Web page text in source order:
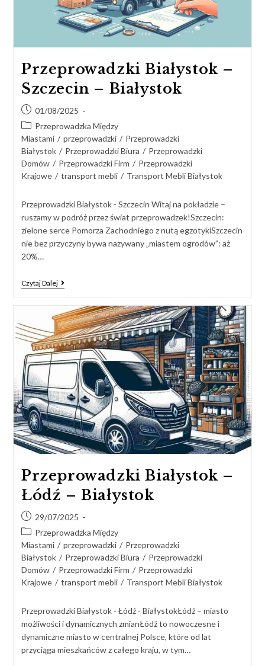
Przeprowadzki Białystok –
Szczecin – Białystok
01/08/2025
Przeprowadzka Między
Miastami / przeprowadzki / Przeprowadzki
Białystok / Przeprowadzki Biura / Przeprowadzki
Domów / Przeprowadzki Firm / Przeprowadzki
Krajowe / transport mebli / Transport Mebli Białystok
Przeprowadzki Białystok - Szczecin Witaj na pokładzie –
ruszamy w podróż przez świat przeprowadzek!Szczecin:
zielone serce Pomorza Zachodniego z nutą egzotykiSzczecin
nie bez przyczyny bywa nazywany „miastem ogrodów”: aż
20%…
Czytaj Dalej
Przeprowadzki Białystok –
Łódź – Białystok
29/07/2025
Przeprowadzka Między
Miastami / przeprowadzki / Przeprowadzki
Białystok / Przeprowadzki Biura / Przeprowadzki
Domów / Przeprowadzki Firm / Przeprowadzki
Krajowe / transport mebli / Transport Mebli Białystok
Przeprowadzki Białystok - Łódź - BiałystokŁódź – miasto
możliwości i dynamicznych zmianŁódź to nowoczesne i
dynamiczne miasto w centralnej Polsce, które od lat
przyciąga mieszkańców z całego kraju, w tym…